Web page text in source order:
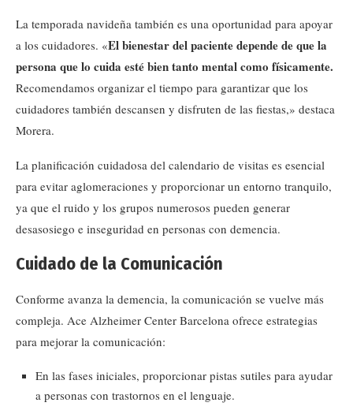
La temporada navideña también es una oportunidad para apoyar
a los cuidadores. «El bienestar del paciente depende de que la
persona que lo cuida esté bien tanto mental como físicamente.
Recomendamos organizar el tiempo para garantizar que los
cuidadores también descansen y disfruten de las fiestas,» destaca
Morera.
La planificación cuidadosa del calendario de visitas es esencial
para evitar aglomeraciones y proporcionar un entorno tranquilo,
ya que el ruido y los grupos numerosos pueden generar
desasosiego e inseguridad en personas con demencia.
Cuidado de la Comunicación
Conforme avanza la demencia, la comunicación se vuelve más
compleja. Ace Alzheimer Center Barcelona ofrece estrategias
para mejorar la comunicación:
En las fases iniciales, proporcionar pistas sutiles para ayudar
a personas con trastornos en el lenguaje.